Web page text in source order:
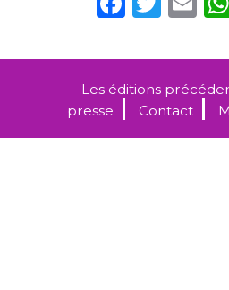
Les éditions
presse
Contact